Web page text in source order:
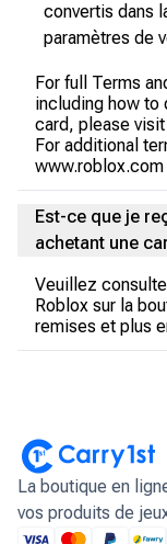
convertis dans
paramètres de
For full Terms
including how to
card, please
For additional
www.roblox.com
Est-ce que je
achetant une
Veuillez
Roblox sur la
remises et plus
La boutique en
vos produits de